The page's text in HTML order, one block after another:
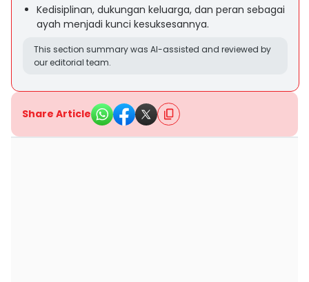
Kedisiplinan, dukungan keluarga, dan peran sebagai
ayah menjadi kunci kesuksesannya.
This section summary was AI-assisted and reviewed by
our editorial team.
Share Article